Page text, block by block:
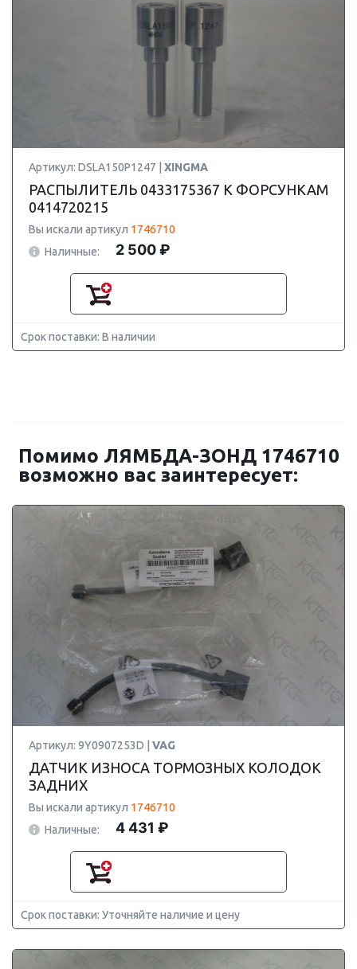
Артикул: DSLA150P1247 | XINGMA
РАСПЫЛИТЕЛЬ 0433175367 К ФОРСУНКАМ
0414720215
Вы искали артикул 1746710
Наличные:
2 500 ₽
Срок поставки: В наличии
Помимо ЛЯМБДА-ЗОНД 1746710
возможно вас заинтересует:
Артикул: 9Y0907253D | VAG
ДАТЧИК ИЗНОСА ТОРМОЗНЫХ КОЛОДОК
ЗАДНИХ
Вы искали артикул 1746710
Наличные:
4 431 ₽
Срок поставки: Уточняйте наличие и цену